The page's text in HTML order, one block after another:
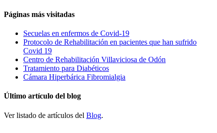
Páginas más visitadas
Secuelas en enfermos de Covid-19
Protocolo de Rehabilitación en pacientes que han sufrido
Covid 19
Centro de Rehabilitación Villaviciosa de Odón
Tratamiento para Diabéticos
Cámara Hiperbárica Fibromialgia
Último artículo del blog
Ver listado de artículos del Blog.